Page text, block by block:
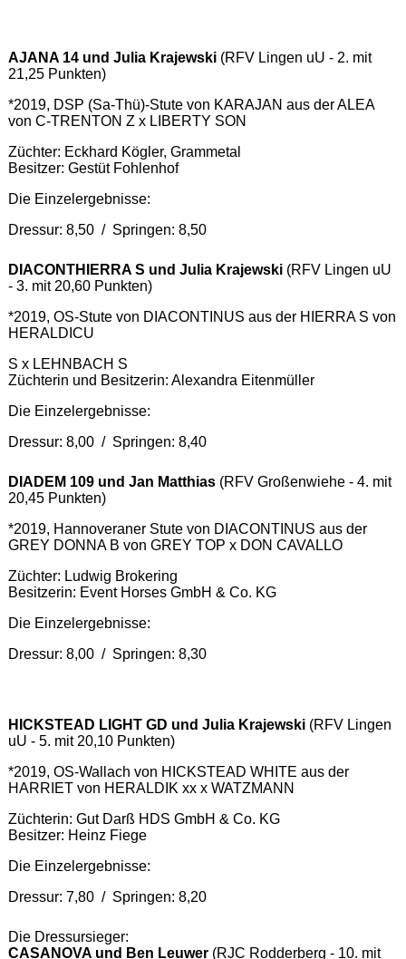
AJANA 14 und Julia Krajewski(RFV Lingen uU - 2. mit
21,25 Punkten)
*2019, DSP (Sa-Thü)-Stute von KARAJAN aus der ALEA
von C-TRENTON Z x LIBERTY SON
Züchter: Eckhard Kögler, Grammetal
Besitzer: Gestüt Fohlenhof
Die Einzelergebnisse:
Dressur: 8,50 / Springen: 8,50
DIACONTHIERRA S und Julia Krajewski(RFV Lingen uU
- 3. mit 20,60 Punkten)
*2019, OS-Stute von DIACONTINUS aus der HIERRA S von
HERALDICU
S x LEHNBACH S
Züchterin und Besitzerin: Alexandra Eitenmüller
Die Einzelergebnisse:
Dressur: 8,00 / Springen: 8,40
DIADEM 109 und Jan Matthias(RFV Großenwiehe - 4. mit
20,45 Punkten)
*2019, Hannoveraner Stute von DIACONTINUS aus der
GREY DONNA B von GREY TOP x DON CAVALLO
Züchter: Ludwig Brokering
Besitzerin: Event Horses GmbH & Co. KG
Die Einzelergebnisse:
Dressur: 8,00 / Springen: 8,30
HICKSTEAD LIGHT GD und Julia Krajewski(RFV Lingen
uU - 5. mit 20,10 Punkten)
*2019, OS-Wallach von HICKSTEAD WHITE aus der
HARRIET von HERALDIK xx x WATZMANN
Züchterin: Gut Darß HDS GmbH & Co. KG
Besitzer: Heinz Fiege
Die Einzelergebnisse:
Dressur: 7,80 / Springen: 8,20
Die Dressursieger:
CASANOVA und Ben Leuwer(RJC Rodderberg - 10. mit